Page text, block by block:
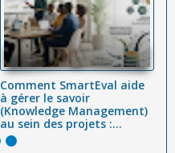
Comment SmartEval aide
à gérer le savoir
(Knowledge Management)
au sein des projets :...